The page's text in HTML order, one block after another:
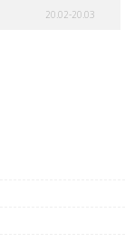
20.02-20.03